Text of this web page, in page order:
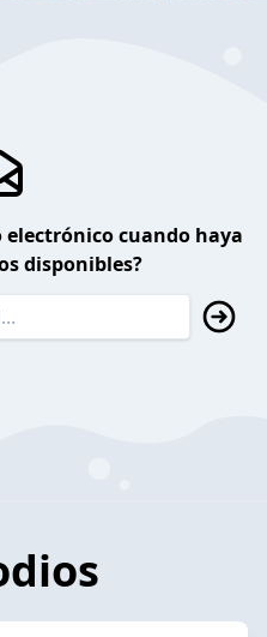
cuando haya
disponibles?